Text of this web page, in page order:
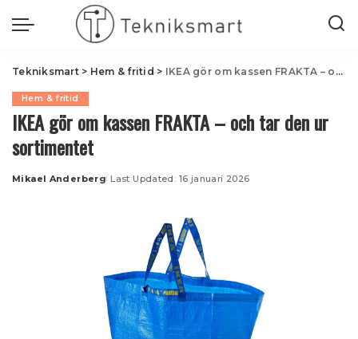
Tekniksmart> Hem & fritid > IKEA gör om kassen FRAKTA – och tar den ur sortimentet
Hem & fritid
IKEA gör om kassen FRAKTA – och tar den ur
sortimentet
Posted
Mikael Anderberg Last Updated: 16 januari 2026